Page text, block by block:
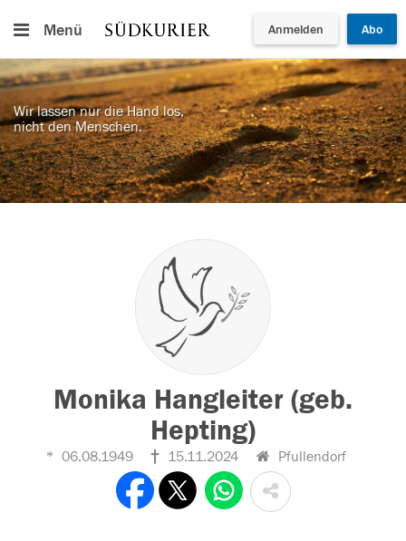
Menü Anmelden Abo
Wir lassen nur die Hand los,
nicht den Menschen.
Monika Hangleiter (geb.
Hepting)
06.08.1949 15.11.2024 Pfullendorf